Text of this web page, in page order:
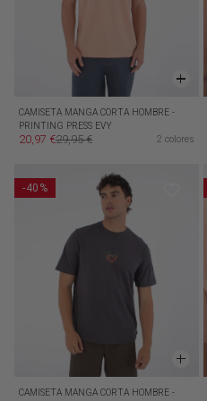
CAMISETA MANGA CORTA HOMBRE -
PRINTING PRESS EVY
Precio de oferta
20,97 €Precio habitual
29,95 € 2 colores
-40%
CAMISETA MANGA CORTA HOMBRE -